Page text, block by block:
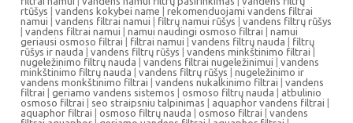
rtūšys | vandens kokybei name | rekomenduojami vandens filtrai
namui | vandens filtrai namui | filtrų namui rūšys | vandens filtrų rūšys
| vandens filtrai namui | namui naudingi osmoso filtrai | namui
geriausi osmoso filtrai | filtrai namui | vandens filtrų nauda | filtrų
rūšys ir nauda | vandens filtrų rūšys | vandens minkštinimo filtrai |
nugeležinimo filtrų nauda | vandens filtrai nugeležinimui | vandens
minkštinimo filtrų nauda | vandens filtrų rūšys | nugeležinimo ir
vandens monkštinimo filtrai | vandens nukalkinimo filtrai | vandens
filtrai | geriamo vandens sistemos | osmoso filtrų nauda | atbulinio
osmoso filtrai | seo straipsniu talpinimas | aquaphor vandens filtrai |
aquaphor filtrai | osmoso filtrų nauda | osmoso filtrai | vandens